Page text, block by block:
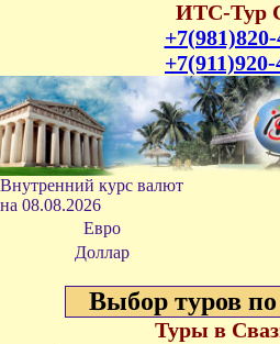
ИТС-Тур
Внутренний курс валют
на 08.08.2026
Евро
Доллар
Выбор туров
Туры в